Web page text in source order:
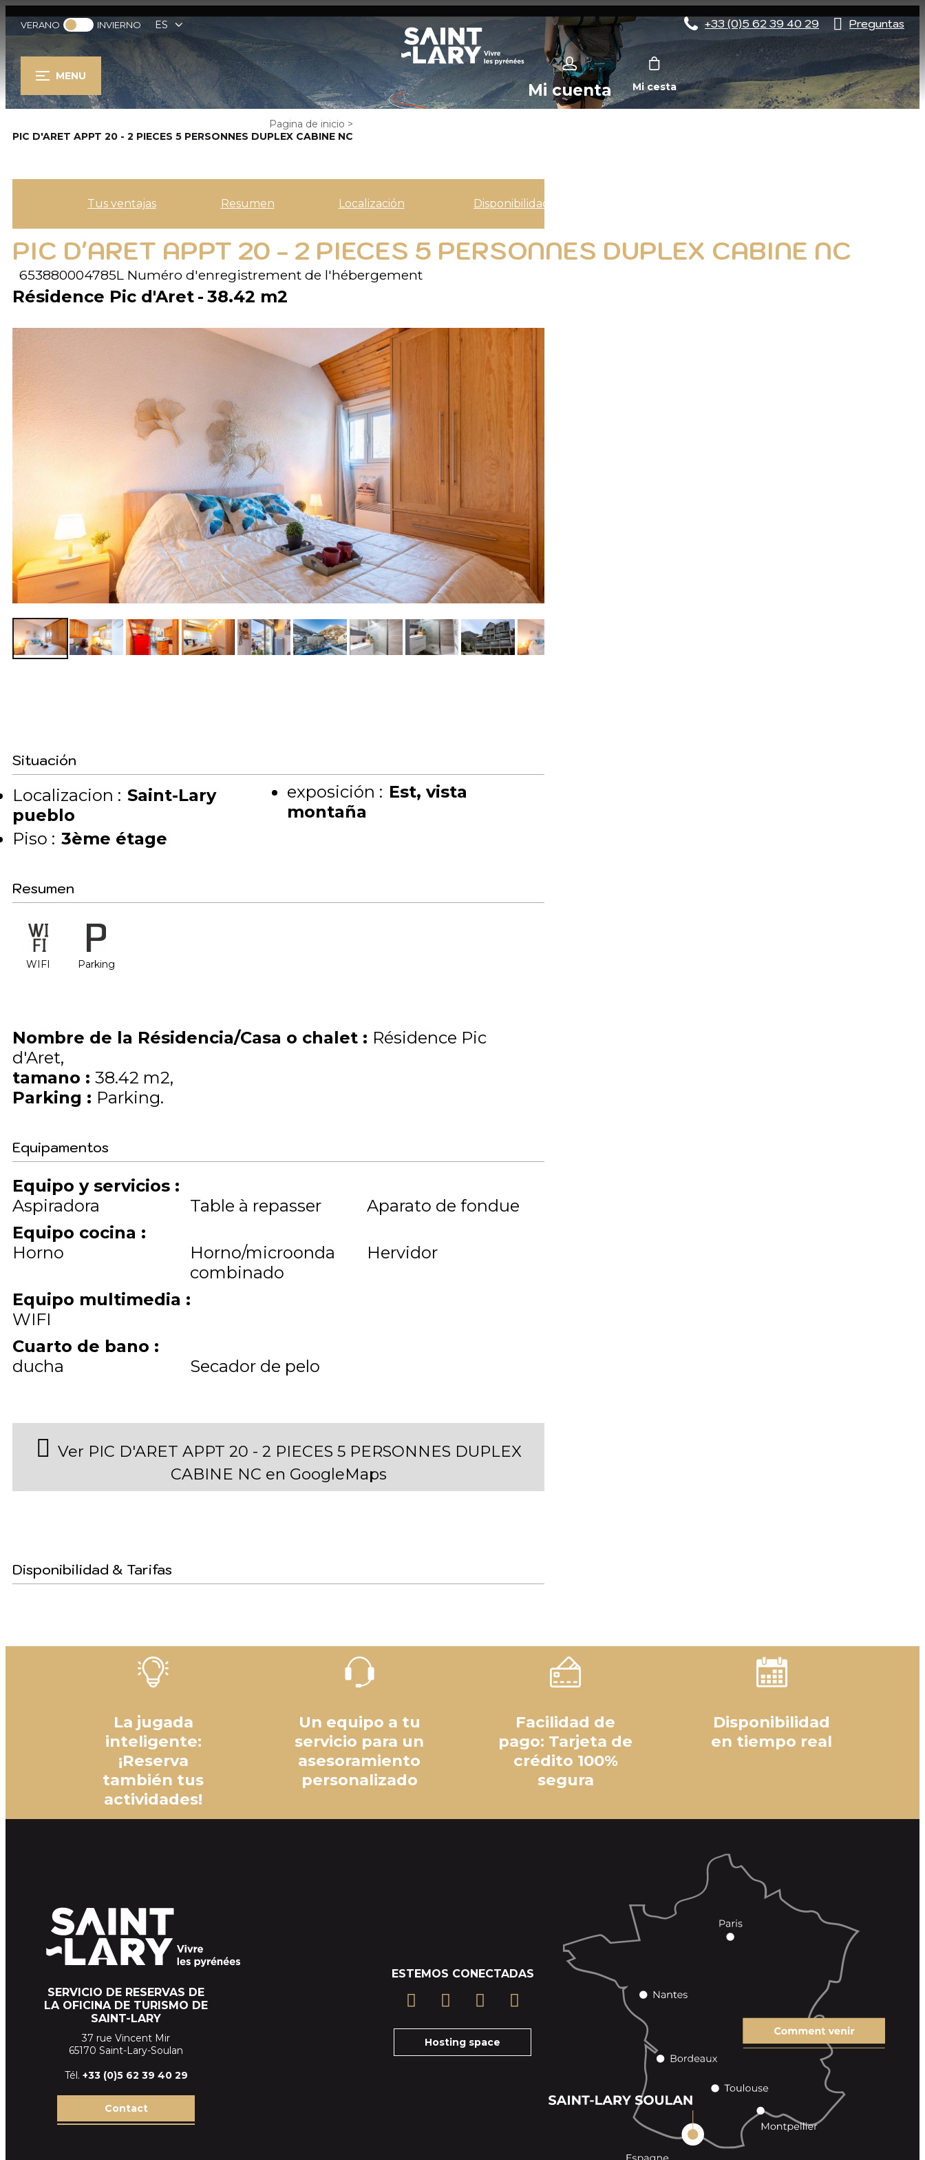
VERANO INVIERNO ES +33 (0)5 62 39 40 29 Preguntas
MENU
Mi cuenta Mi cesta
Pagina de inicio >
PIC D'ARET APPT 20 - 2 PIECES 5 PERSONNES DUPLEX CABINE NC
Tus ventajas Resumen Localización Disponibilidad
PIC D'ARET APPT 20 - 2 PIECES 5 PERSONNES DUPLEX CABINE NC
653880004785L Numéro d'enregistrement de l'hébergement
Résidence Pic d'Aret 38.42 m2
Situación
Localizacion : Saint-Lary
pueblo
Piso : 3ème étage
exposición : Est vista
montaña
Resumen
WIFI Parking
Nombre de la Résidencia/Casa o chalet : Résidence Pic
d'Aret
tamano : 38.42 m2
Parking : Parking
Equipamentos
Equipo y servicios :
Aspiradora
Table à repasser
Aparato de fondue
Equipo cocina :
Horno
Horno/microonda
combinado
Hervidor
Equipo multimedia :
WIFI
Cuarto de bano :
ducha
Secador de pelo
Ver PIC D'ARET APPT 20 - 2 PIECES 5 PERSONNES DUPLEX
CABINE NC en GoogleMaps
Disponibilidad & Tarifas
La jugada
inteligente:
¡Reserva
también tus
actividades!
Un equipo a tu
servicio para un
asesoramiento
personalizado
Facilidad de
pago: Tarjeta de
crédito 100%
segura
Disponibilidad
en tiempo real
SERVICIO DE RESERVAS DE
LA OFICINA DE TURISMO DE
SAINT-LARY
37 rue Vincent Mir
65170 Saint-Lary-Soulan
Tél. +33 (0)5 62 39 40 29
Contact
ESTEMOS CONECTADAS
Hosting space